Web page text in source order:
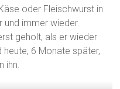
oder Fleischwurst in
und immer wieder.
geholt, als er wieder
6 Monate später,
ihn.